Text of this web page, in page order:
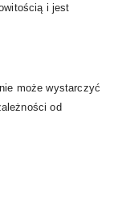
i jest
może wystarczyć
od